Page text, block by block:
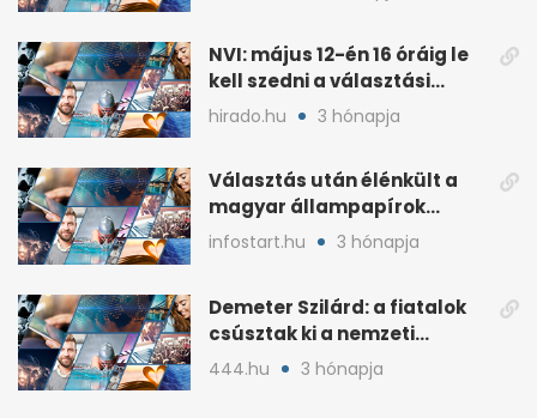
NVI: május 12-én 16 óráig le
kell szedni a választási
plakátokat
hirado.hu 3 hónapja
Választás után élénkült a
magyar állampapírok
lakossági értékesítése
infostart.hu 3 hónapja
Demeter Szilárd: a fiatalok
csúsztak ki a nemzeti
kultúrából
444.hu 3 hónapja